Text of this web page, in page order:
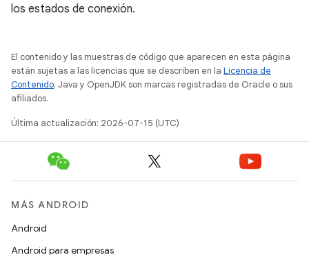
los estados de conexión.
El contenido y las muestras de código que aparecen en esta página
están sujetas a las licencias que se describen en la Licencia de
Contenido. Java y OpenJDK son marcas registradas de Oracle o sus
afiliados.
Última actualización: 2026-07-15 (UTC)
MÁS ANDROID
Android
Android para empresas